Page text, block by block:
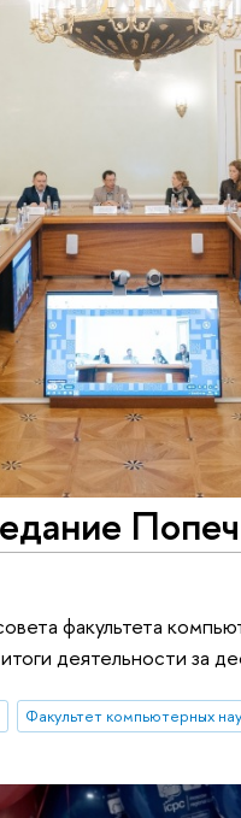
факультета
деятельности за
Факультет компьютерных